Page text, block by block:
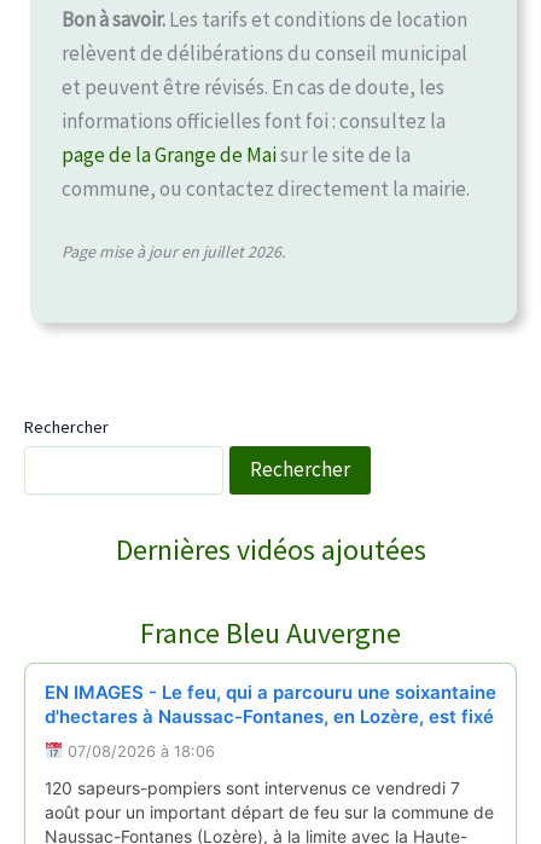
Bon à savoir.Les tarifs et conditions de location
relèvent de délibérations du conseil municipal
et peuvent être révisés. En cas de doute, les
informations officielles font foi : consultez la
page de la Grange de Maisur le site de la
commune, ou contactez directement la mairie.
Page mise à jour en juillet 2026.
Rechercher
Rechercher
Dernières vidéos ajoutées
France Bleu Auvergne
EN IMAGES - Le feu, qui a parcouru une soixantaine
d'hectares à Naussac-Fontanes, en Lozère, est fixé
07/08/2026 à 18:06
120 sapeurs-pompiers sont intervenus ce vendredi 7
août pour un important départ de feu sur la commune de
Naussac-Fontanes (Lozère), à la limite avec la Haute-